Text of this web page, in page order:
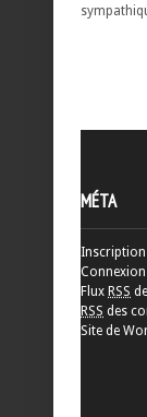
MÉTA
Inscription
Connexion
Flux RSS
RSS des
Site de